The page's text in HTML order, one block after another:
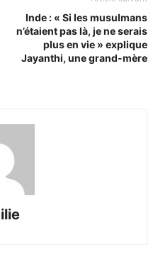
Inde : « Si les musulmans
n’étaient pas là, je ne serais
plus en vie » explique
Jayanthi, une grand-mère